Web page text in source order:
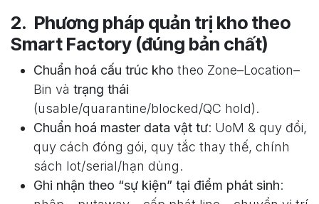
2. Phương pháp quản trị kho theo
Smart Factory (đúng bản chất)
Chuẩn hoá cấu trúc kho theo Zone–Location–
Bin và trạng thái
(usable/quarantine/blocked/QC hold).
Chuẩn hoá master data vật tư: UoM & quy đổi,
quy cách đóng gói, quy tắc thay thế, chính
sách lot/serial/hạn dùng.
Ghi nhận theo “sự kiện” tại điểm phát sinh: